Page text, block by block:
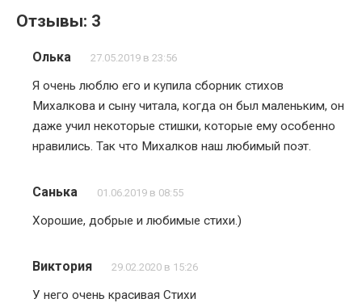
Отзывы: 3
Олька 27.05.2019 в 23:56
Я очень люблю его и купила сборник стихов
Михалкова и сыну читала, когда он был маленьким, он
даже учил некоторые стишки, которые ему особенно
нравились. Так что Михалков наш любимый поэт.
Санька 01.06.2019 в 08:55
Хорошие, добрые и любимые стихи.)
Виктория 29.02.2020 в 15:26
У него очень красивая Стихи